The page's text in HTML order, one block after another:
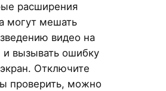
расширения
могут мешать
видео на
и вызывать ошибку
Отключите
проверить, можно